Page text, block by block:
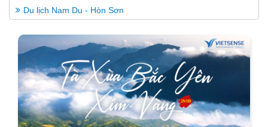
Du lịch Nam Du - Hòn Sơn